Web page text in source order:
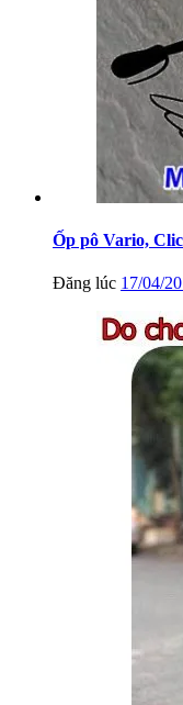
Ốp pô Vario,
Đăng lúc 17/04/